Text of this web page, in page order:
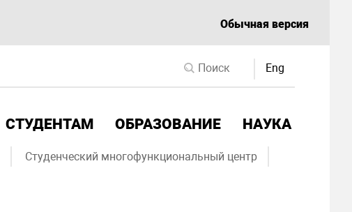
Обычная версия
Eng
СТУДЕНТАМ ОБРАЗОВАНИЕ НАУКА
Студенческий многофункциональный центр